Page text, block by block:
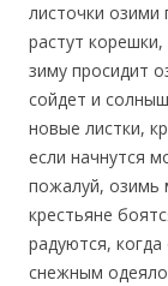
листочки озими
растут
зиму просидит
сойдет и
новые листки,
если начнутся
пожалуй, озимь
крестьяне
радуются,
снежным